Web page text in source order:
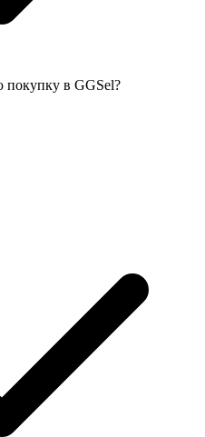
покупку в GGSel?